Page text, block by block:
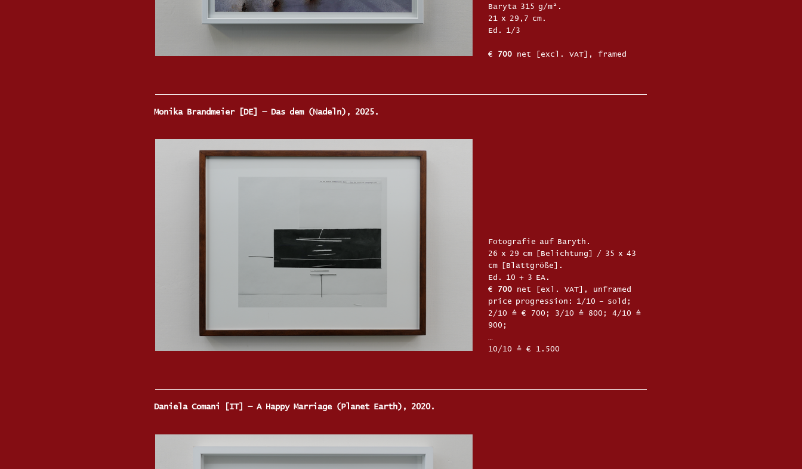
Baryta 315 g/m².
21 x 29,7 cm.
Ed. 1/3
€ 700net [excl. VAT], framed
Monika Brandmeier [DE] — Das dem (Nadeln), 2025.
Fotografie auf Baryth.
26 x 29 cm [Belichtung] / 35 x 43
cm [Blattgröße].
Ed. 10 + 3 EA.
€ 700net [exl. VAT], unframed
price progression: 1/10 – sold;
2/10 ≙ € 700; 3/10 ≙ 800; 4/10 ≙
900;
…
10/10 ≙ € 1.500
Daniela Comani [IT] — A Happy Marriage (Planet Earth), 2020.